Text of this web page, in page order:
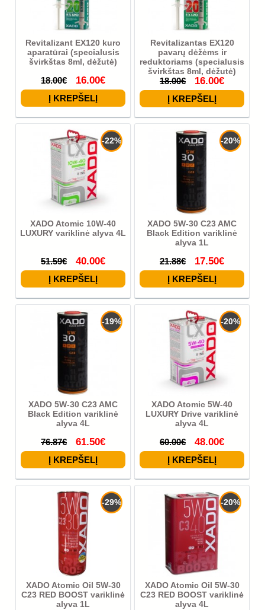
Revitalizant EX120 kuro
aparatūrai (specialusis
švirkštas 8ml, dėžutė)
18.00€ 16.00€
Revitalizantas EX120
pavarų dėžėms ir
reduktoriams (specialusis
švirkštas 8ml, dėžutė)
18.00€ 16.00€
-22%
XADO Atomic 10W-40
LUXURY variklinė alyva 4L
51.59€ 40.00€
-20%
XADO 5W-30 C23 AMC
Black Edition variklinė
alyva 1L
21.88€ 17.50€
-19%
XADO 5W-30 C23 AMC
Black Edition variklinė
alyva 4L
76.87€ 61.50€
-20%
XADO Atomic 5W-40
LUXURY Drive variklinė
alyva 4L
60.00€ 48.00€
-29%
XADO Atomic Oil 5W-30
C23 RED BOOST variklinė
alyva 1L
-20%
XADO Atomic Oil 5W-30
C23 RED BOOST variklinė
alyva 4L